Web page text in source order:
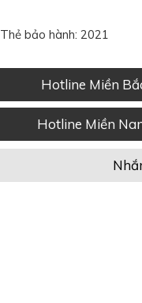
Thẻ bảo hành: 2021
Hotline Miền
Hotline Miền